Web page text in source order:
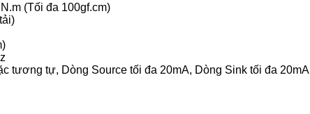
(Tối đa 100gf.cm)
tương tự, Dòng Source tối đa 20mA, Dòng Sink tối đa 20mA